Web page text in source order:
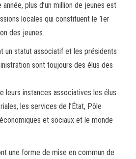
plus d’un million de jeunes est
locales qui constituent le 1er
des jeunes.
un statut associatif et les présidents
sont toujours des élus des
leurs instances associatives les élus
les services de l’État, Pôle
et sociaux et le monde
une forme de mise en commun de